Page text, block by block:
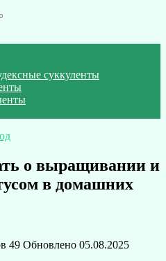
суккуленты
о выращивании и
в домашних
49 Обновлено 05.08.2025